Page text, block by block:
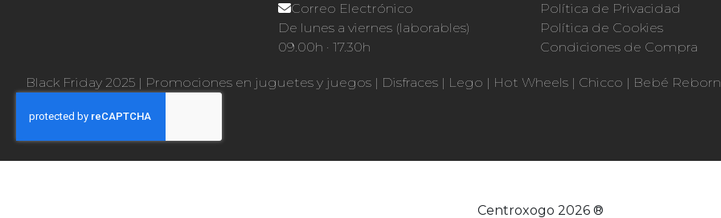
Correo Electrónico
De lunes a viernes (laborables)
09.00h · 17.30h
Política de Privacidad
Política de Cookies
Condiciones de Compra
Black Friday 2025 | Promociones en juguetes y juegos | Disfraces | Lego | Hot Wheels | Chicco | Bebé Reborn
Centroxogo 2026 ®